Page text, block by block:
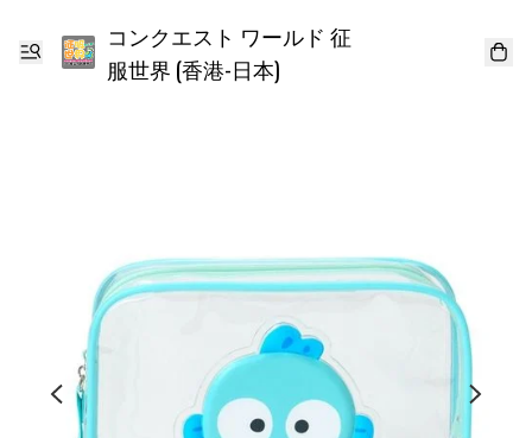
コンクエスト ワールド 征
服世界 (香港-日本)